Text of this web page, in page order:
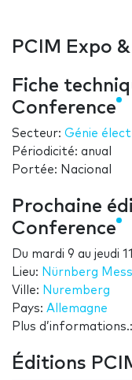
PCIM Expo
Fiche
Conference
Secteur: Génie
Périodicité: anual
Portée: Nacional
Prochaine
Conference
Du mardi 9 au jeudi
Lieu: Nürnberg
Ville: Nuremberg
Pays: Allemagne
Plus d’informations.:
Éditions